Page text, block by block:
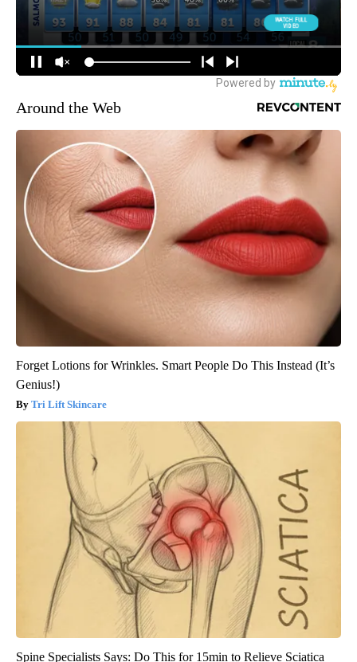
Around the Web
Forget Lotions for Wrinkles. Smart People Do This Instead (It’s
Genius!)
Tri Lift Skincare
Spine Specialists Says: Do This for 15min to Relieve Sciatica